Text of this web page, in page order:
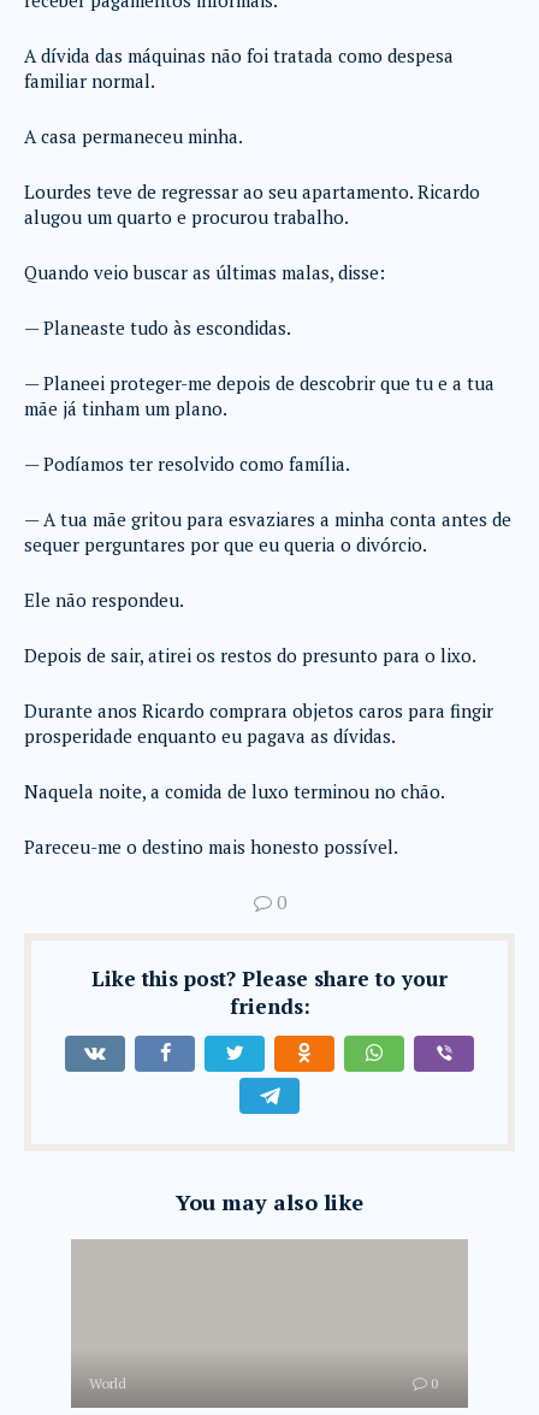
A dívida das máquinas não foi tratada como despesa
familiar normal.
A casa permaneceu minha.
Lourdes teve de regressar ao seu apartamento. Ricardo
alugou um quarto e procurou trabalho.
Quando veio buscar as últimas malas, disse:
— Planeaste tudo às escondidas.
— Planeei proteger-me depois de descobrir que tu e a tua
mãe já tinham um plano.
— Podíamos ter resolvido como família.
— A tua mãe gritou para esvaziares a minha conta antes de
sequer perguntares por que eu queria o divórcio.
Ele não respondeu.
Depois de sair, atirei os restos do presunto para o lixo.
Durante anos Ricardo comprara objetos caros para fingir
prosperidade enquanto eu pagava as dívidas.
Naquela noite, a comida de luxo terminou no chão.
Pareceu-me o destino mais honesto possível.
0
Like this post? Please share to your
friends:
You may also like
World 0